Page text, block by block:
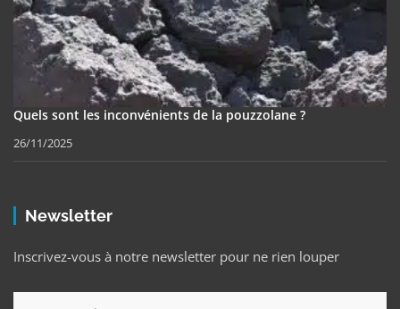
Quels sont les inconvénients de la pouzzolane ?
26/11/2025
Newsletter
Inscrivez-vous à notre newsletter pour ne rien louper